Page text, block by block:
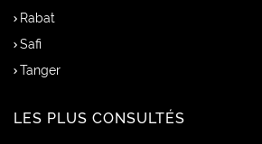
Rabat
Safi
Tanger
LES PLUS CONSULTÉS